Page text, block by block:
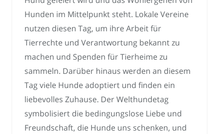
Hunden im Mittelpunkt steht. Lokale Vereine
nutzen diesen Tag, um ihre Arbeit für
Tierrechte und Verantwortung bekannt zu
machen und Spenden für Tierheime zu
sammeln. Darüber hinaus werden an diesem
Tag viele Hunde adoptiert und finden ein
liebevolles Zuhause. Der Welthundetag
symbolisiert die bedingungslose Liebe und
Freundschaft, die Hunde uns schenken, und